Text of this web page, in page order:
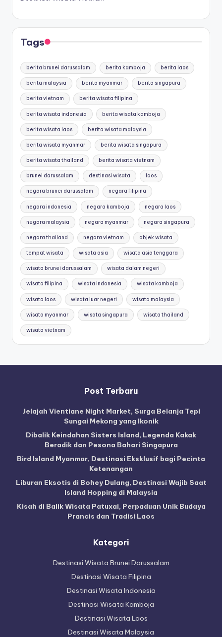
Tags
berita brunei darussalam berita kamboja berita laos
berita malaysia berita myanmar berita singapura
berita vietnam berita wisata filipina
berita wisata indonesia berita wisata kamboja
berita wisata laos berita wisata malaysia
berita wisata myanmar berita wisata singapura
berita wisata thailand berita wisata vietnam
brunei darussalam destinasi wisata laos
negara brunei darussalam negara filipina
negara indonesia negara kamboja negara laos
negara malaysia negara myanmar negara singapura
negara thailand negara vietnam objek wisata
tempat wisata wisata asia wisata asia tenggara
wisata brunei darussalam wisata dalam negeri
wisata filipina wisata indonesia wisata kamboja
wisata laos wisata luar negeri wisata malaysia
wisata myanmar wisata singapura wisata thailand
wisata vietnam
Post Terbaru
Jelajah Vientiane Night Market, Surga Belanja Tepi
Sungai Mekong yang Ikonik
Dibalik Keindahan Sisters Island, Legenda Kakak
Beradik dan Pesona Bahari Singapura
Bird Island Myanmar, Destinasi Eksklusif bagi Pecinta
Ketenangan
Liburan Eksotis di Bohey Dulang, Destinasi Wajib Saat
Island Hopping di Malaysia
Kisah di Balik Wisata Patuxai, Perpaduan Unik Budaya
Prancis dan Tradisi Laos
Kategori
Destinasi Wisata Brunei Darussalam
Destinasi Wisata Filipina
Destinasi Wisata Indonesia
Destinasi Wisata Kamboja
Destinasi Wisata Laos
Destinasi Wisata Malaysia